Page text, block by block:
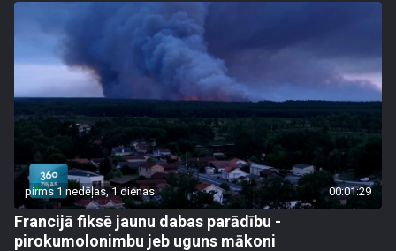
pirms 1 nedēļas, 1 dienas 00:01:29
Francijā fiksē jaunu dabas parādību -
pirokumolonimbu jeb uguns mākoni